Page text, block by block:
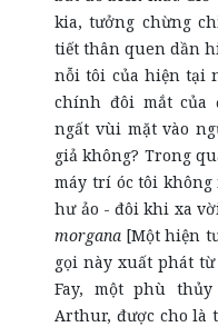
kia, tưởng chừng
tiết thân quen dần
nỗi tôi của hiện tại
chính đôi mắt của
ngất vùi mặt vào
giả không? Trong
máy trí óc tôi
hư ảo - đôi khi xa
morgana [Một hiện
gọi này xuất phát
Fay, một phù
Arthur, được cho là